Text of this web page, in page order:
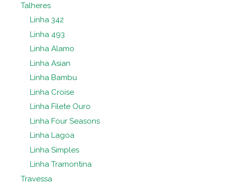
Talheres
Linha 342
Linha 493
Linha Alamo
Linha Asian
Linha Bambu
Linha Croise
Linha Filete Ouro
Linha Four Seasons
Linha Lagoa
Linha Simples
Linha Tramontina
Travessa